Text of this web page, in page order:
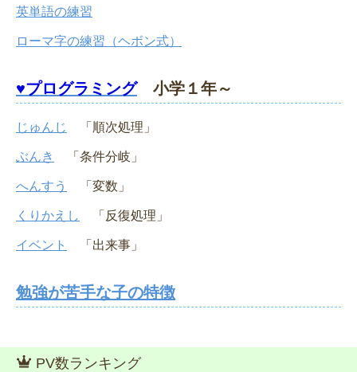
英単語の練習
ローマ字の練習（ヘボン式）
♥プログラミング小学１年～
じゅんじ 「順次処理」
ぶんき 「条件分岐」
へんすう 「変数」
くりかえし 「反復処理」
イベント 「出来事」
勉強が苦手な子の特徴
PV数ランキング